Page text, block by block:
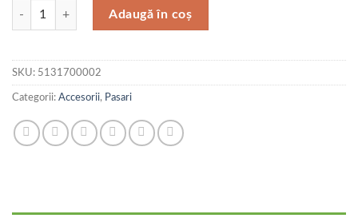
Cantitate Ferplast Clema Plastic Hrana 4751
Adaugă în coș
SKU: 5131700002
Categorii: Accesorii, Pasari